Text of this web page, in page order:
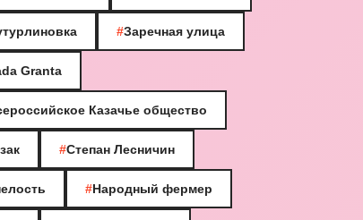
#Заречная улица
Granta
Казачье общество
#Степан Лесничин
#Народный фермер